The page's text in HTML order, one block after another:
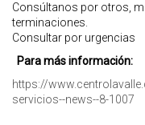
Consúltanos por otros,
terminaciones.
Consultar por urgencias
Para más información:
https://
servicios--news--8-1007